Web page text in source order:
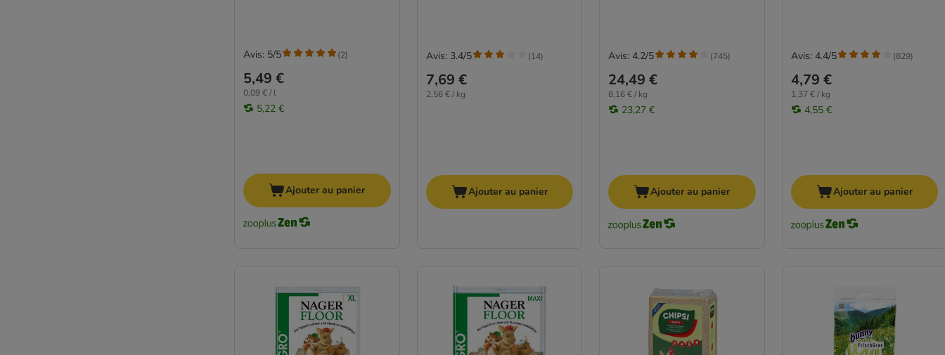
5,49 €
0,09 € / l
5,22 €
Avis: 5/5 (2)
Ajouter au panier
7,69 €
2,56 € / kg
Avis: 3.4/5 (14)
Ajouter au panier
24,49 €
8,16 € / kg
23,27 €
Avis: 4.2/5 (745)
Ajouter au panier
4,79 €
1,37 € / kg
4,55 €
Avis: 4.4/5 (829)
Ajouter au panier